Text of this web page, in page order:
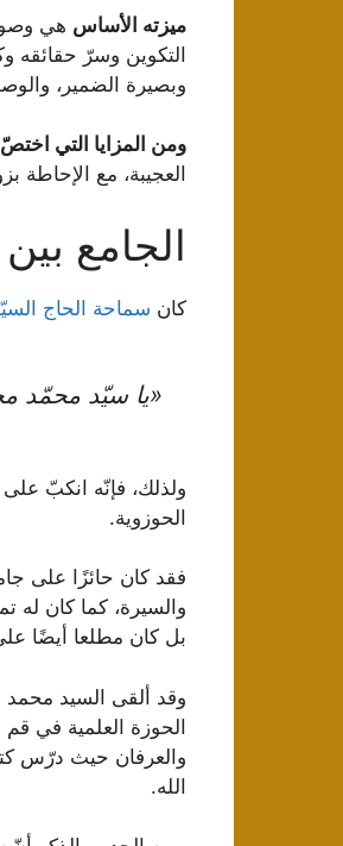
ميزته الأساس هي
التكوين وسرّ حقائقه
وبصيرة الضمير،
ومن المزايا التي
العجيبة، مع الإحاطة
الجامع بين
كان سماحة الحاج
«يا سیّد محمّد
ولذلك، فإنّه انكبّ
الحوزوية.
فقد كان حائزًا على
والسيرة، كما كان له
بل كان مطلعا أيضًا
وقد ألقى السيد
الحوزة العلمية في
والعرفان حيث درّس
الله.